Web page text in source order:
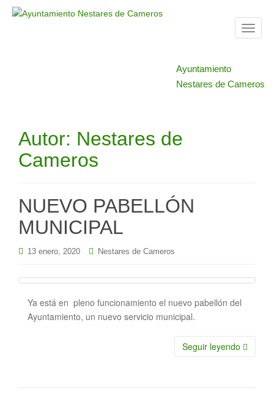
T
l
Ayuntamiento
Nestares de Cameros
Autor: Nestares de
Cameros
NUEVO PABELLÓN
MUNICIPAL
13 enero, 2020 Nestares de Cameros
Ya está en pleno funcionamiento el nuevo pabellón del
Ayuntamiento, un nuevo servicio municipal.
Seguir leyendo